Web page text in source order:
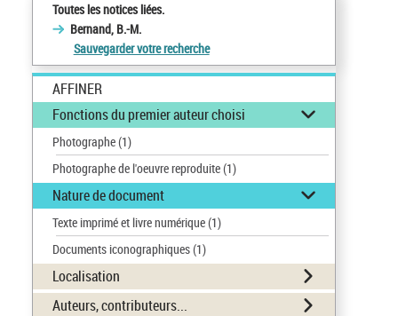
Toutes les notices liées.
Bernand, B.-M.
Sauvegarder votre recherche
AFFINER
Fonctions du premier auteur choisi
Photographe(1)
Photographe de l'oeuvre reproduite(1)
Nature de document
Texte imprimé et livre numérique(1)
Documents iconographiques(1)
Localisation
Auteurs, contributeurs...